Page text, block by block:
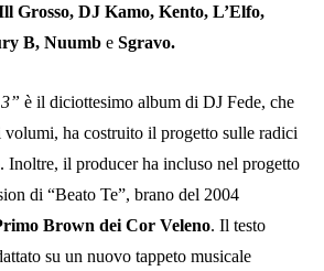
Grosso, DJ Kamo, Kento, L’Elfo,
B, Nuumb e Sgravo.
è il diciottesimo album di DJ Fede, che
volumi, ha costruito il progetto sulle radici
Inoltre, il producer ha incluso nel progetto
di “Beato Te”, brano del 2004
Brown dei Cor Veleno. Il testo
su un nuovo tappeto musicale